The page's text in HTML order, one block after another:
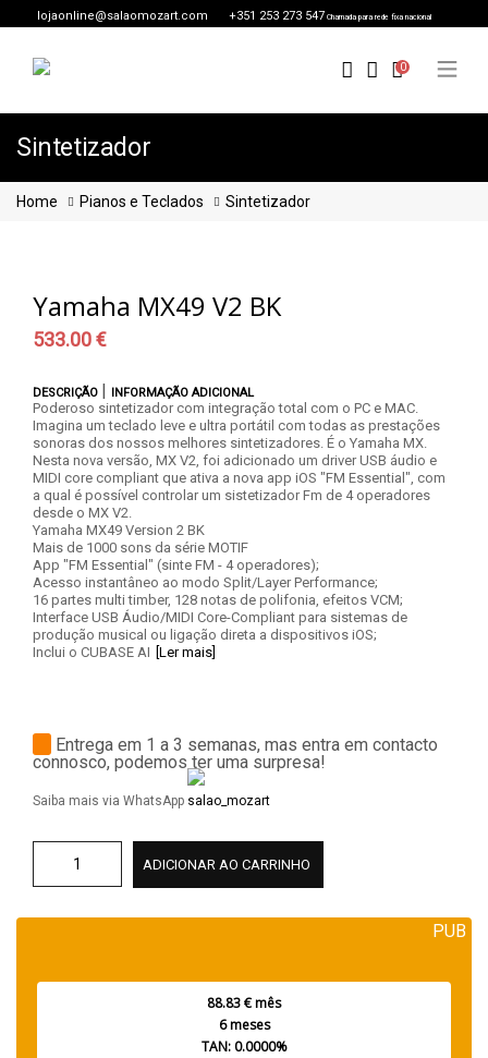
lojaonline@salaomozart.com +351 253 273 547 Chamada para rede fixa nacional
0
Sintetizador
Home Pianos e Teclados Sintetizador
Yamaha MX49 V2 BK
533.00 €
DESCRIÇÃO | INFORMAÇÃO ADICIONAL
Poderoso sintetizador com integração total com o PC e MAC.
Imagina um teclado leve e ultra portátil com todas as prestações
sonoras dos nossos melhores sintetizadores. É o Yamaha MX.
Nesta nova versão, MX V2, foi adicionado um driver USB áudio e
MIDI core compliant que ativa a nova app iOS "FM Essential", com
a qual é possível controlar um sistetizador Fm de 4 operadores
desde o MX V2.
Yamaha MX49 Version 2 BK
Mais de 1000 sons da série MOTIF
App "FM Essential" (sinte FM - 4 operadores);
Acesso instantâneo ao modo Split/Layer Performance;
16 partes multi timber, 128 notas de polifonia, efeitos VCM;
Interface USB Áudio/MIDI Core-Compliant para sistemas de
produção musical ou ligação direta a dispositivos iOS;
Inclui o CUBASE AI [Ler mais]
Entrega em 1 a 3 semanas, mas entra em contacto
connosco, podemos ter uma surpresa!
Saiba mais via WhatsApp
ADICIONAR AO CARRINHO
PUB
88.83 € mês
6 meses
TAN: 0.0000%